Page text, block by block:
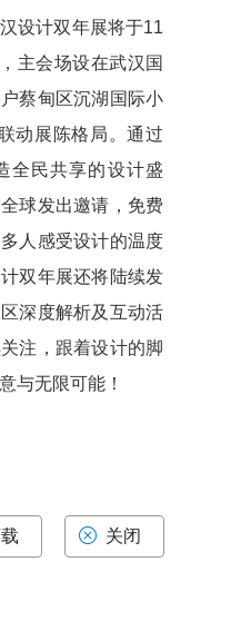
设计双年展将于11
主会场设在武汉国
蔡甸区沉湖国际小
动展陈格局。通过
全民共享的设计盛
球发出邀请，免费
人感受设计的温度
双年展还将陆续发
深度解析及互动活
注，跟着设计的脚
与无限可能！
关闭